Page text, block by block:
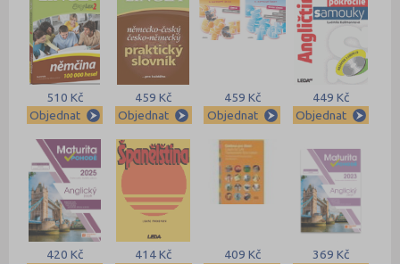
510 Kč
Objednat
459 Kč
Objednat
459 Kč
Objednat
449 Kč
Objednat
420 Kč
414 Kč
409 Kč
369 Kč